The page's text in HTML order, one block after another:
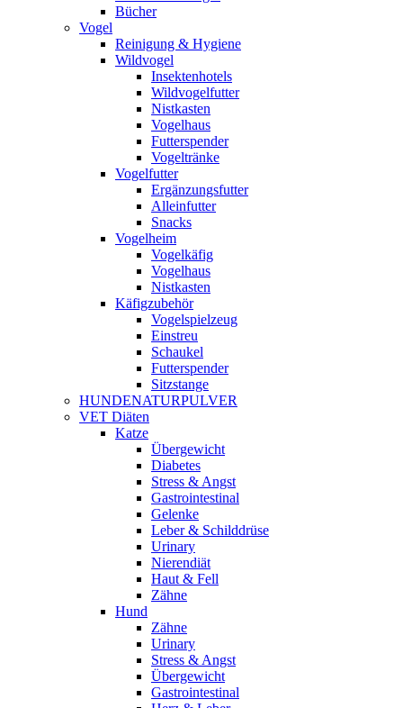
Bücher
Vogel
Reinigung & Hygiene
Wildvogel
Insektenhotels
Wildvogelfutter
Nistkasten
Vogelhaus
Futterspender
Vogeltränke
Vogelfutter
Ergänzungsfutter
Alleinfutter
Snacks
Vogelheim
Vogelkäfig
Vogelhaus
Nistkasten
Käfigzubehör
Vogelspielzeug
Einstreu
Schaukel
Futterspender
Sitzstange
HUNDENATURPULVER
VET Diäten
Katze
Übergewicht
Diabetes
Stress & Angst
Gastrointestinal
Gelenke
Leber & Schilddrüse
Urinary
Nierendiät
Haut & Fell
Zähne
Hund
Zähne
Urinary
Stress & Angst
Übergewicht
Gastrointestinal